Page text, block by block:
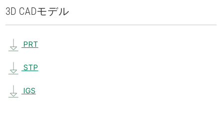
3D CADモデル
PRT
STP
IGS